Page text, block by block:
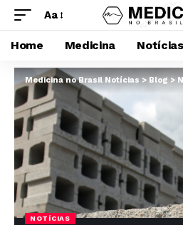
Aa
Home Medicina Notícias
Medicina no Brasil Notícias > Blog>
NOTÍCIAS